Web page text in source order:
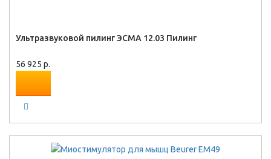
Ультразвуковой пилинг ЭСМА 12.03 Пилинг
56 925 р.